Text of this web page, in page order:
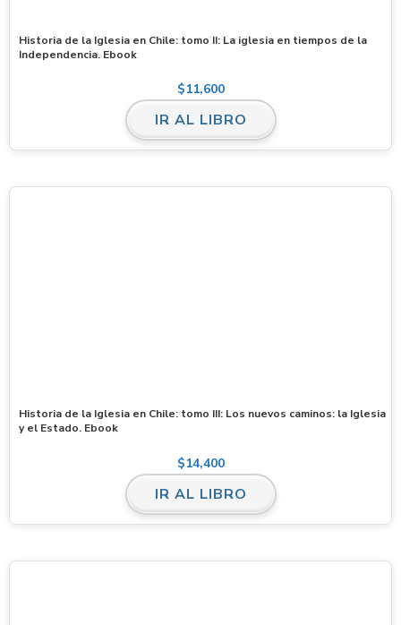
Historia de la Iglesia en Chile: tomo II: La iglesia en tiempos de la
Independencia. Ebook
$11,600
IR AL LIBRO
Historia de la Iglesia en Chile: tomo III: Los nuevos caminos: la Iglesia
y el Estado. Ebook
$14,400
IR AL LIBRO